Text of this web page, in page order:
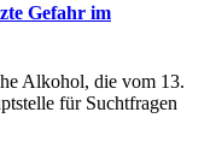
Gefahr im
Alkohol, die vom 13.
für Suchtfragen